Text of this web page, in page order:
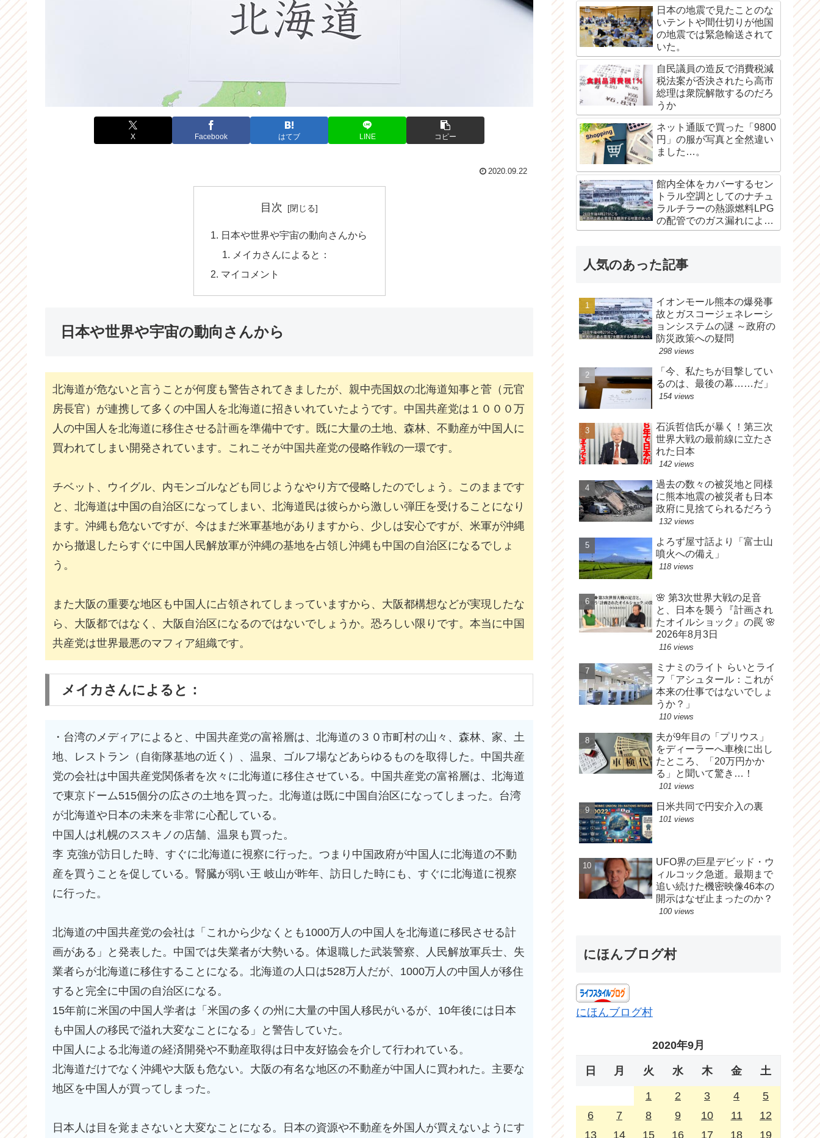
X Facebook はてブ LINE コピー
2020.09.22
目次
日本や世界や宇宙の動向さんから
メイカさんによると：
マイコメント
日本や世界や宇宙の動向さんから
北海道が危ないと言うことが何度も警告されてきましたが、親中売国奴の北海道知事と菅（元官
房長官）が連携して多くの中国人を北海道に招きいれていたようです。中国共産党は１０００万
人の中国人を北海道に移住させる計画を準備中です。既に大量の土地、森林、不動産が中国人に
買われてしまい開発されています。これこそが中国共産党の侵略作戦の一環です。
チベット、ウイグル、内モンゴルなども同じようなやり方で侵略したのでしょう。このままです
と、北海道は中国の自治区になってしまい、北海道民は彼らから激しい弾圧を受けることになり
ます。沖縄も危ないですが、今はまだ米軍基地がありますから、少しは安心ですが、米軍が沖縄
から撤退したらすぐに中国人民解放軍が沖縄の基地を占領し沖縄も中国の自治区になるでしょ
う。
また大阪の重要な地区も中国人に占領されてしまっていますから、大阪都構想などが実現したな
ら、大阪都ではなく、大阪自治区になるのではないでしょうか。恐ろしい限りです。本当に中国
共産党は世界最悪のマフィア組織です。
メイカさんによると：
・台湾のメディアによると、中国共産党の富裕層は、北海道の３０市町村の山々、森林、家、土
地、レストラン（自衛隊基地の近く）、温泉、ゴルフ場などあらゆるものを取得した。中国共産
党の会社は中国共産党関係者を次々に北海道に移住させている。中国共産党の富裕層は、北海道
で東京ドーム515個分の広さの土地を買った。北海道は既に中国自治区になってしまった。台湾
が北海道や日本の未来を非常に心配している。
中国人は札幌のススキノの店舗、温泉も買った。
李 克強が訪日した時、すぐに北海道に視察に行った。つまり中国政府が中国人に北海道の不動
産を買うことを促している。腎臓が弱い王 岐山が昨年、訪日した時にも、すぐに北海道に視察
に行った。
北海道の中国共産党の会社は「これから少なくとも1000万人の中国人を北海道に移民させる計
画がある」と発表した。中国では失業者が大勢いる。体退職した武装警察、人民解放軍兵士、失
業者らが北海道に移住することになる。北海道の人口は528万人だが、1000万人の中国人が移住
すると完全に中国の自治区になる。
15年前に米国の中国人学者は「米国の多くの州に大量の中国人移民がいるが、10年後には日本
も中国人の移民で溢れ大変なことになる」と警告していた。
中国人による北海道の経済開発や不動産取得は日中友好協会を介して行われている。
北海道だけでなく沖縄や大阪も危ない。大阪の有名な地区の不動産が中国人に買われた。主要な
地区を中国人が買ってしまった。
日本人は目を覚まさないと大変なことになる。日本の資源や不動産を外国人が買えないようにす
日本の地震で見たことのな
いテントや間仕切りが他国
の地震では緊急輸送されて
いた。
自民議員の造反で消費税減
税法案が否決されたら高市
総理は衆院解散するのだろ
うか
ネット通販で買った「9800
円」の服が写真と全然違い
ました…。
館内全体をカバーするセン
トラル空調としてのナチュ
ラルチラーの熱源燃料LPG
の配管でのガス漏れによる
爆発か？
人気のあった記事
イオンモール熊本の爆発事
故とガスコージェネレーシ
ョンシステムの謎 ～政府の
防災政策への疑問
298 views
「今、私たちが目撃してい
るのは、最後の幕……だ」
154 views
石浜哲信氏が暴く！第三次
世界大戦の最前線に立たさ
れた日本
142 views
過去の数々の被災地と同様
に熊本地震の被災者も日本
政府に見捨てられるだろう
132 views
よろず屋寸話より「富士山
噴火への備え」
118 views
🌸 第3次世界大戦の足音
と、日本を襲う『計画され
たオイルショック』の罠 🌸
2026年8月3日
116 views
ミナミのライト らいとライ
フ「アシュタール：これが
本来の仕事ではないでしょ
うか？」
110 views
夫が9年目の「プリウス」
をディーラーへ車検に出し
たところ、「20万円かか
る」と聞いて驚き…！
101 views
日米共同で円安介入の裏
101 views
UFO界の巨星デビッド・ウ
ィルコック急逝。最期まで
追い続けた機密映像46本の
開示はなぜ止まったのか？
100 views
にほんブログ村
にほんブログ村
2020年9月
日 月 火 水 木 金 土
1 2 3 4
5
6
7 8 9 10 11
12
13
14 15 16 17 18
19